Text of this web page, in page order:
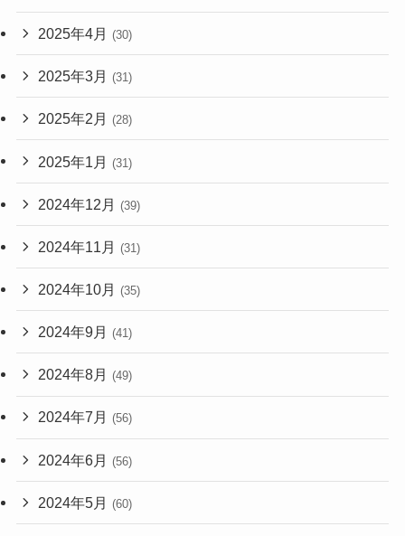
2025年4月 (30)
2025年3月 (31)
2025年2月 (28)
2025年1月 (31)
2024年12月 (39)
2024年11月 (31)
2024年10月 (35)
2024年9月 (41)
2024年8月 (49)
2024年7月 (56)
2024年6月 (56)
2024年5月 (60)